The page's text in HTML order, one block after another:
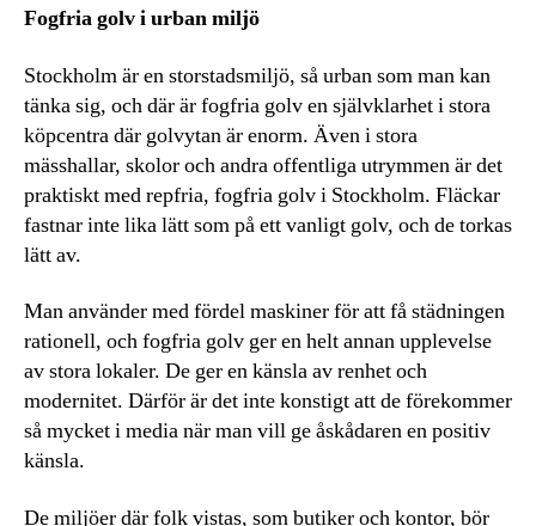
Fogfria golv i urban miljö
Stockholm är en storstadsmiljö, så urban som man kan
tänka sig, och där är fogfria golv en självklarhet i stora
köpcentra där golvytan är enorm. Även i stora
mässhallar, skolor och andra offentliga utrymmen är det
praktiskt med repfria, fogfria golv i Stockholm. Fläckar
fastnar inte lika lätt som på ett vanligt golv, och de torkas
lätt av.
Man använder med fördel maskiner för att få städningen
rationell, och fogfria golv ger en helt annan upplevelse
av stora lokaler. De ger en känsla av renhet och
modernitet. Därför är det inte konstigt att de förekommer
så mycket i media när man vill ge åskådaren en positiv
känsla.
De miljöer där folk vistas, som butiker och kontor, bör